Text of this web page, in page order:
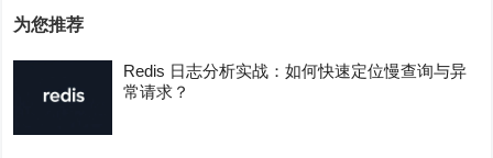
为您推荐
Redis 日志分析实战：如何快速定位慢查询与异
常请求？